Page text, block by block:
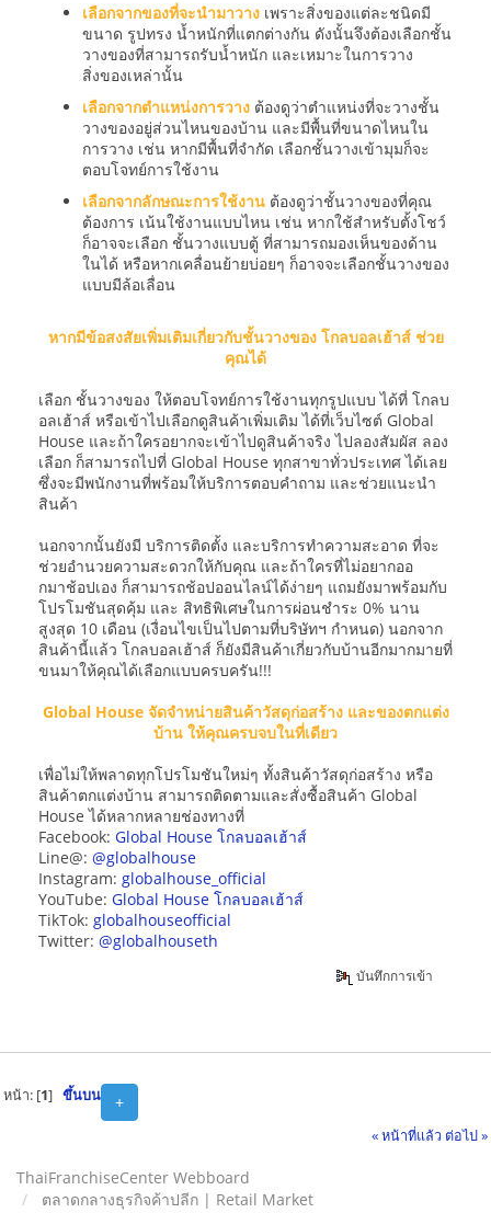
เลือกจากของที่จะนำมาวาง เพราะสิ่งของแต่ละชนิดมี
ขนาด รูปทรง น้ำหนักที่แตกต่างกัน ดังนั้นจึงต้องเลือกชั้น
วางของที่สามารถรับน้ำหนัก และเหมาะในการวาง
สิ่งของเหล่านั้น
เลือกจากตำแหน่งการวาง ต้องดูว่าตำแหน่งที่จะวางชั้น
วางของอยู่ส่วนไหนของบ้าน และมีพื้นที่ขนาดไหนใน
การวาง เช่น หากมีพื้นที่จำกัด เลือกชั้นวางเข้ามุมก็จะ
ตอบโจทย์การใช้งาน
เลือกจากลักษณะการใช้งาน ต้องดูว่าชั้นวางของที่คุณ
ต้องการ เน้นใช้งานแบบไหน เช่น หากใช้สำหรับตั้งโชว์
ก็อาจจะเลือก ชั้นวางแบบตู้ ที่สามารถมองเห็นของด้าน
ในได้ หรือหากเคลื่อนย้ายบ่อยๆ ก็อาจจะเลือกชั้นวางของ
แบบมีล้อเลื่อน
หากมีข้อสงสัยเพิ่มเติมเกี่ยวกับชั้นวางของ โกลบอลเฮ้าส์ ช่วย
คุณได้
เลือก ชั้นวางของ ให้ตอบโจทย์การใช้งานทุกรูปแบบ ได้ที่ โกลบ
อลเฮ้าส์ หรือเข้าไปเลือกดูสินค้าเพิ่มเติม ได้ที่เว็บไซต์ Global
House และถ้าใครอยากจะเข้าไปดูสินค้าจริง ไปลองสัมผัส ลอง
เลือก ก็สามารถไปที่ Global House ทุกสาขาทั่วประเทศ ได้เลย
ซึ่งจะมีพนักงานที่พร้อมให้บริการตอบคำถาม และช่วยแนะนำ
สินค้า
นอกจากนั้นยังมี บริการติดตั้ง และบริการทำความสะอาด ที่จะ
ช่วยอำนวยความสะดวกให้กับคุณ และถ้าใครที่ไม่อยากออ
กมาช้อปเอง ก็สามารถช้อปออนไลน์ได้ง่ายๆ แถมยังมาพร้อมกับ
โปรโมชันสุดคุ้ม และ สิทธิพิเศษในการผ่อนชำระ 0% นาน
สูงสุด 10 เดือน (เงื่อนไขเป็นไปตามที่บริษัทฯ กำหนด) นอกจาก
สินค้านี้แล้ว โกลบอลเฮ้าส์ ก็ยังมีสินค้าเกี่ยวกับบ้านอีกมากมายที่
ขนมาให้คุณได้เลือกแบบครบครัน!!!
Global House จัดจำหน่ายสินค้าวัสดุก่อสร้าง และของตกแต่ง
บ้าน ให้คุณครบจบในที่เดียว
เพื่อไม่ให้พลาดทุกโปรโมชันใหม่ๆ ทั้งสินค้าวัสดุก่อสร้าง หรือ
สินค้าตกแต่งบ้าน สามารถติดตามและสั่งซื้อสินค้า Global
House ได้หลากหลายช่องทางที่
Facebook: Global House โกลบอลเฮ้าส์
Line@: @globalhouse
Instagram: globalhouse_official
YouTube: Global House โกลบอลเฮ้าส์
TikTok: globalhouseofficial
Twitter: @globalhouseth
บันทึกการเข้า
+
หน้า: [1] ขึ้นบน
« หน้าที่แล้ว ต่อไป »
ThaiFranchiseCenter Webboard
ตลาดกลางธุรกิจค้าปลีก | Retail Market